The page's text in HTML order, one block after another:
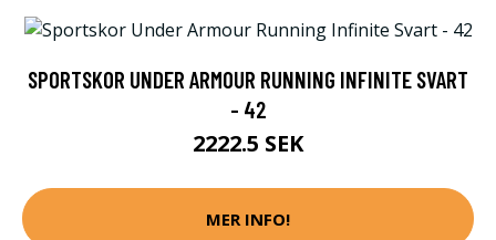
SPORTSKOR UNDER ARMOUR RUNNING INFINITE SVART
- 42
2222.5 SEK
MER INFO!